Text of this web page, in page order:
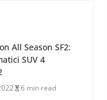
3: il 1°
al mondo
2 min read